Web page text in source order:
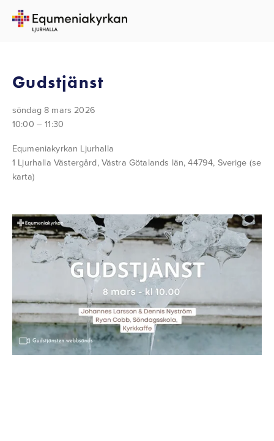
TILLBAKA TILL ALLA EVENEMANG
Gudstjänst
söndag 8 mars 2026
10:00
11:30
Equmeniakyrkan Ljurhalla
1 Ljurhalla Västergård Västra Götalands län, 44794 Sverige (se
karta)